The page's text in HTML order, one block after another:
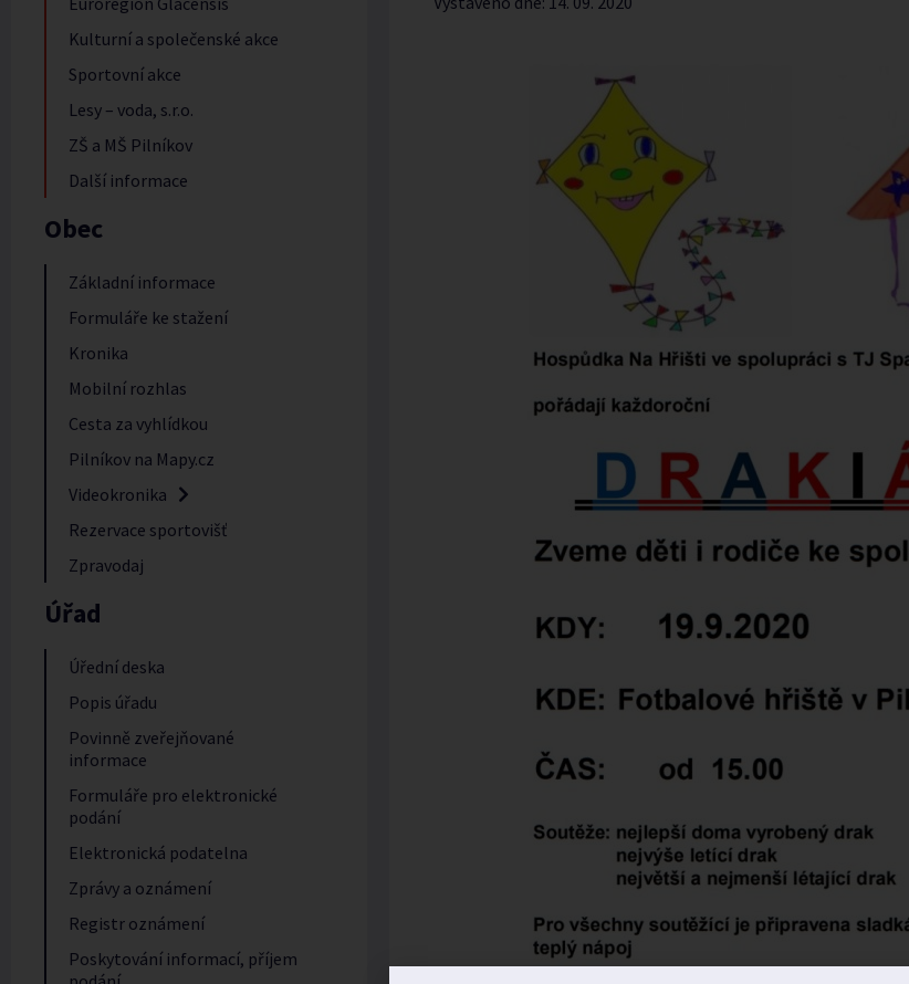
Kulturní a společenské akce
Sportovní akce
Lesy – voda, s.r.o.
ZŠ a MŠ Pilníkov
Další informace
Obec
Základní informace
Formuláře ke stažení
Kronika
Mobilní rozhlas
Cesta za vyhlídkou
Pilníkov na Mapy.cz
Videokronika
Rezervace sportovišť
Zpravodaj
Úřad
Úřední deska
Popis úřadu
Povinně zveřejňované
informace
Formuláře pro elektronické
podání
Elektronická podatelna
Zprávy a oznámení
Registr oznámení
Poskytování informací, příjem